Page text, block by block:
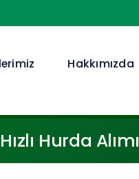
Hakkımızda
Hurda Alımı